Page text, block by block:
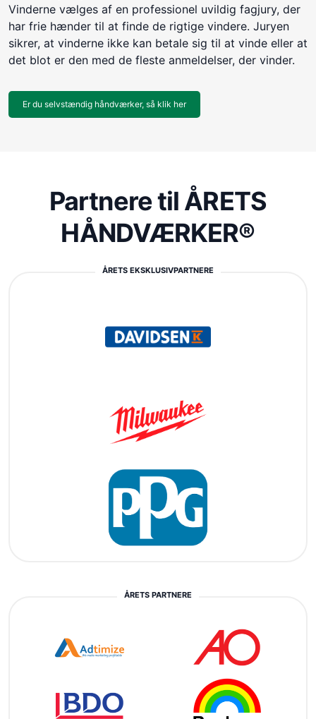
Vinderne vælges af en professionel uvildig fagjury, der
har frie hænder til at finde de rigtige vindere. Juryen
sikrer, at vinderne ikke kan betale sig til at vinde eller at
det blot er den med de fleste anmeldelser, der vinder.
Er du selvstændig håndværker, så klik her
Partnere til ÅRETS
HÅNDVÆRKER®
ÅRETS EKSKLUSIVPARTNERE
ÅRETS PARTNERE